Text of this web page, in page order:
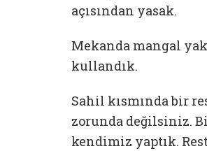
açısından yasak.
Mekanda mangal
kullandık.
Sahil kısmında bir
zorunda değilsiniz.
kendimiz yaptık.